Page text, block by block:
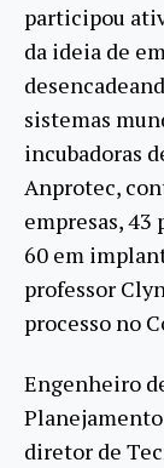
participou
da ideia de
sistemas
incubadoras
Anprotec,
empresas, 43
60 em
professor
processo no
Engenheiro
diretor de